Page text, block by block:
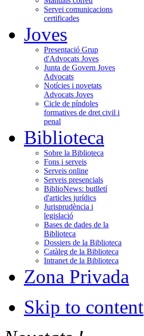
Servei comunicacions
certificades
Joves
Presentació Grup
d'Advocats Joves
Junta de Govern Joves
Advocats
Notícies i novetats
Advocats Joves
Cicle de píndoles
formatives de dret civil i
penal
Biblioteca
Sobre la Biblioteca
Fons i serveis
Serveis online
Serveis presencials
BiblioNews: butlletí
d'articles jurídics
Jurisprudència i
legislació
Bases de dades de la
Biblioteca
Dossiers de la Biblioteca
Catàleg de la Biblioteca
Intranet de la Biblioteca
Zona Privada
Skip to content